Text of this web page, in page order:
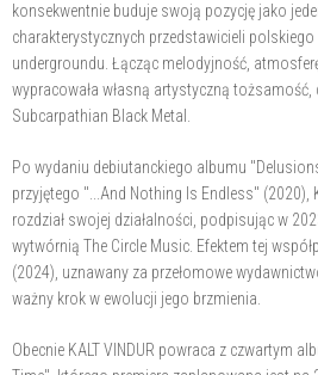
konsekwentnie buduje swoją pozycję jako
charakterystycznych przedstawicieli
undergroundu. Łącząc melodyjność,
wypracowała własną artystyczną
Subcarpathian Black Metal.
Po wydaniu debiutanckiego albumu
przyjętego "...And Nothing Is Endless" (2020),
rozdział swojej działalności, podpisując w
wytwórnią The Circle Music. Efektem tej
(2024), uznawany za przełomowe
ważny krok w ewolucji jego brzmienia.
Obecnie KALT VINDUR powraca z czwartym